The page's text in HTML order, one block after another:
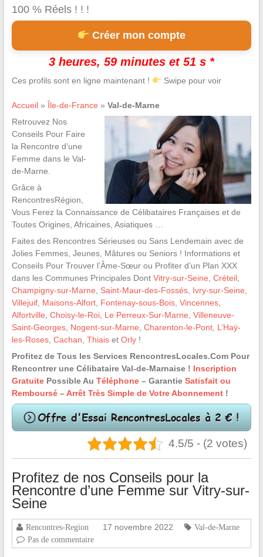
100 % Réels ! ! !
Créer mon compte
3 heures, 59 minutes et 50 s *
Ces profils sont en ligne maintenant ! Swipe pour voir
Accueil» Île-de-France » Val-de-Marne
Retrouvez Nos
Conseils Pour Faire
la Rencontre d’une
Femme dans le Val-
de-Marne.
Grâce à
RencontresRégion,
Vous Ferez la Connaissance de Célibataires Françaises et de
Toutes Origines, Africaines, Asiatiques …
Faites des Rencontres Sérieuses ou Sans Lendemain avec de
Jolies Femmes, Jeunes, Mâtures ou Seniors ! Informations et
Conseils Pour Trouver l’Âme-Sœur ou Profiter d’un Plan XXX
dans les Communes Principales Dont Vitry-sur-Seine Créteil,
Champigny-sur-Marne
Saint-Maur-des-Fossés, Ivry-sur-Seine
Villejuif, Maisons-Alfort, Fontenay-sous-Bois, Vincennes,
Alfortville Choisy-le-Roi, Le Perreux-Sur-Marne Villeneuve-
Saint-Georges, Nogent-sur-Marne Charenton-le-Pont, L’Haÿ-
les-Roses, Cachan Thiaiset Orly!
Profitez de Tous les Services RencontresLocales.Com Pour
Rencontrer une Célibataire Val-de-Marnaise ! Inscription
GratuitePossible Au Téléphone– Garantie Satisfait ou
Remboursé–Arrêt Très Simple de Votre Abonnement!
4.5/5 - (2 votes)
Profitez de nos Conseils pour la
Rencontre d’une Femme sur Vitry-sur-
Seine
Rencontres-Region 17 novembre 2022
Val-de-Marne
Pas de commentaire